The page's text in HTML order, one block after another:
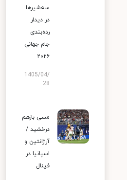
سه‌شیرها
در دیدار
رده‌بندی
جام جهانی
۲۰۲۶
1405/04/
28
مسی بازهم
درخشید /
آرژانتین و
اسپانیا در
فینال